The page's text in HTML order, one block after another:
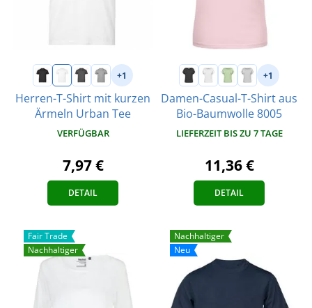
+1
Herren-T-Shirt mit kurzen
Ärmeln Urban Tee
VERFÜGBAR
7,97 €
DETAIL
+1
Damen-Casual-T-Shirt aus
Bio-Baumwolle 8005
LIEFERZEIT BIS ZU 7 TAGE
11,36 €
DETAIL
Fair Trade
Nachhaltiger
Nachhaltiger
Neu